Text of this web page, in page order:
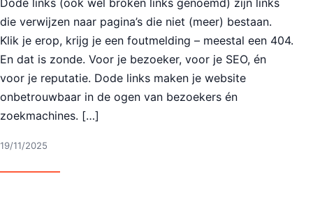
Dode links (ook wel broken links genoemd) zijn links
die verwijzen naar pagina’s die niet (meer) bestaan.
Klik je erop, krijg je een foutmelding – meestal een 404.
En dat is zonde. Voor je bezoeker, voor je SEO, én
voor je reputatie. Dode links maken je website
onbetrouwbaar in de ogen van bezoekers én
zoekmachines. […]
19/11/2025